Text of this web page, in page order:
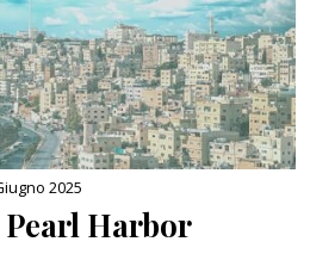
2025
Pearl Harbor